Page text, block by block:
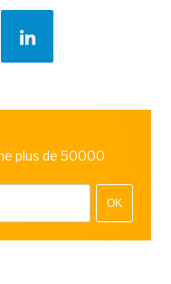
plus de 50000
OK